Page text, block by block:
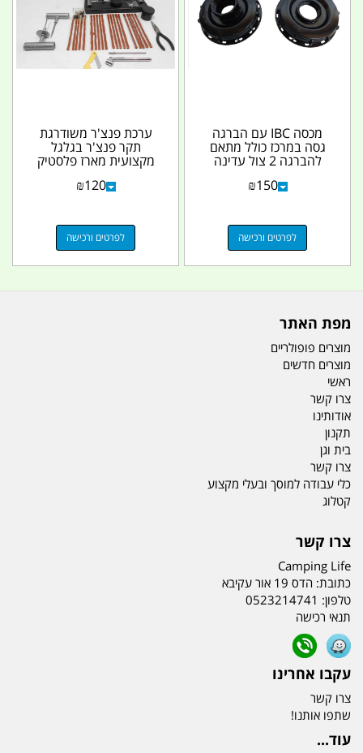
מכסה IBC עם הברגה
גסה במרכז כולל מתאם
להברגה 2 צול עדינה
1000...
₪150
לפרטים ורכישה
ערכת פנצ'ר משודרגת
תקר פנצ'ר בגלגל
מקצועית מארז פלסטיק
לחילוץ במקרי חרום
בשטח...
₪120
לפרטים ורכישה
מפת האתר
מוצרים פופולריים
מוצרים חדשים
ראשי
צרו קשר
אודותינו
תקנון
בית וגן
צרו קשר
כלי עבודה למוסך ובעלי מקצוע
קטלוג
צרו קשר
Camping Life
כתובת: הדס 19 אור עקיבא
טלפון: 0523214741
תנאי רכישה
עקבו אחרינו
צרו קשר
שתפו אותנו!
עוד...